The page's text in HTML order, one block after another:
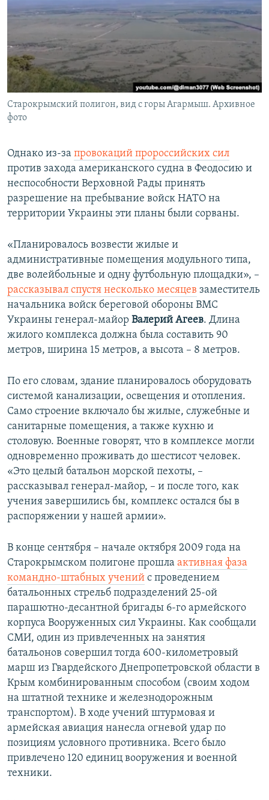
Старокрымский полигон, вид с горы Агармыш. Архивное
фото
Однако из-за провокаций пророссийских сил
против захода американского судна в Феодосию и
неспособности Верховной Рады принять
разрешение на пребывание войск НАТО на
территории Украины эти планы были сорваны.
«Планировалось возвести жилые и
административные помещения модульного типа,
две волейбольные и одну футбольную площадки», –
рассказывал спустя несколько месяцев заместитель
начальника войск береговой обороны ВМС
Украины генерал-майор Валерий Агеев. Длина
жилого комплекса должна была составить 90
метров, ширина 15 метров, а высота – 8 метров.
По его словам, здание планировалось оборудовать
системой канализации, освещения и отопления.
Само строение включало бы жилые, служебные и
санитарные помещения, а также кухню и
столовую. Военные говорят, что в комплексе могли
одновременно проживать до шестисот человек.
«Это целый батальон морской пехоты, –
рассказывал генерал-майор, – и после того, как
учения завершились бы, комплекс остался бы в
распоряжении у нашей армии».
В конце сентября – начале октября 2009 года на
Старокрымском полигоне прошла активная фаза
командно-штабных учений с проведением
батальонных стрельб подразделений 25-ой
парашютно-десантной бригады 6-го армейского
корпуса Вооруженных сил Украины. Как сообщали
СМИ, один из привлеченных на занятия
батальонов совершил тогда 600-километровый
марш из Гвардейского Днепропетровской области в
Крым комбинированным способом (своим ходом
на штатной технике и железнодорожным
транспортом). В ходе учений штурмовая и
армейская авиация нанесла огневой удар по
позициям условного противника. Всего было
привлечено 120 единиц вооружения и военной
техники.